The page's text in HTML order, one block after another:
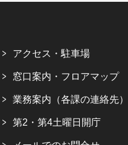
アクセス・駐車場
窓口案内・フロアマップ
業務案内（各課の連絡先）
第2・第4土曜日開庁